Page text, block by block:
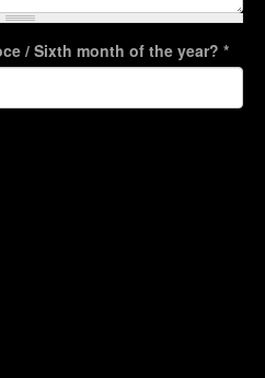
textů
/ Sixth month of the year? *